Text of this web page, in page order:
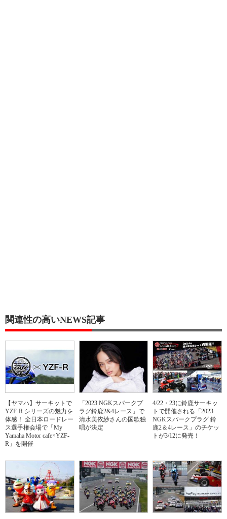
関連性の高いNEWS記事
【ヤマハ】サーキットで
YZF-R シリーズの魅力を
体感！ 全日本ロードレー
ス選手権会場で「My
Yamaha Motor cafe×YZF-
R」を開催
「2023 NGKスパークプ
ラグ鈴鹿2&4レース」で
清水美依紗さんの国歌独
唱が決定
4/22・23に鈴鹿サーキッ
トで開催される「2023
NGKスパークプラグ 鈴
鹿2＆4レース」のチケッ
トが3/12に発売！